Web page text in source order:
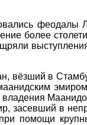
феодалы
более
вёзший в
засевший в